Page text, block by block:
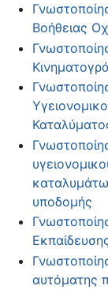
Βοήθειας
υποδομής
αυτόματης